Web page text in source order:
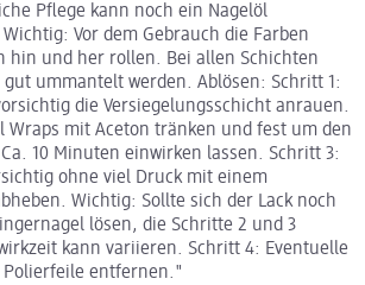
Pflege kann noch ein Nagelöl
Vor dem Gebrauch die Farben
hin und her rollen. Bei allen Schichten
gut ummantelt werden. Ablösen: Schritt 1:
die Versiegelungsschicht anrauen.
Wraps mit Aceton tränken und fest um den
10 Minuten einwirken lassen. Schritt 3:
ohne viel Druck mit einem
Wichtig: Sollte sich der Lack noch
lösen, die Schritte 2 und 3
kann variieren. Schritt 4: Eventuelle
entfernen."